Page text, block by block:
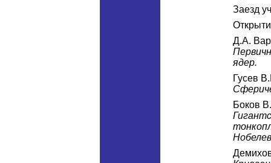
Заезд
Д.А.
ядер.
Гусев
Боков